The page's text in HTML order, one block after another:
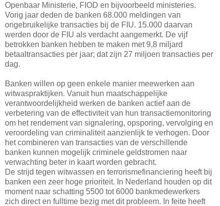
Openbaar Ministerie, FIOD en bijvoorbeeld ministeries.
Vorig jaar deden de banken 68.000 meldingen van
ongebruikelijke transacties bij de FIU. 15.000 daarvan
werden door de FIU als verdacht aangemerkt. De vijf
betrokken banken hebben te maken met 9,8 miljard
betaaltransacties per jaar; dat zijn 27 miljoen transacties per
dag.
Banken willen op geen enkele manier meewerken aan
witwaspraktijken. Vanuit hun maatschappelijke
verantwoordelijkheid werken de banken actief aan de
verbetering van de effectiviteit van hun transactiemonitoring
om het rendement van signalering, opsporing, vervolging en
veroordeling van criminaliteit aanzienlijk te verhogen. Door
het combineren van transacties van de verschillende
banken kunnen mogelijk criminele geldstromen naar
verwachting beter in kaart worden gebracht.
De strijd tegen witwassen en terrorismefinanciering heeft bij
banken een zeer hoge prioriteit. In Nederland houden op dit
moment naar schatting 5500 tot 6000 bankmedewerkers
zich direct en fulltime bezig met dit probleem. In feite heeft